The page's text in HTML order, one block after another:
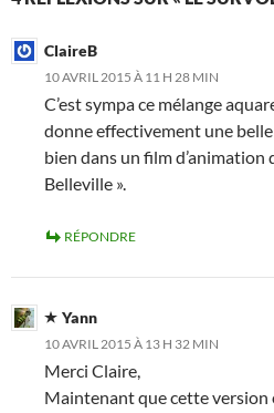
ClaireB
10 AVRIL 2015 À 11 H 28 MIN
C’est sympa ce mélange
donne effectivement une
bien dans un film d’animation
Belleville ».
RÉPONDRE
Yann
10 AVRIL 2015 À 13 H 32 MIN
Merci Claire,
Maintenant que cette version